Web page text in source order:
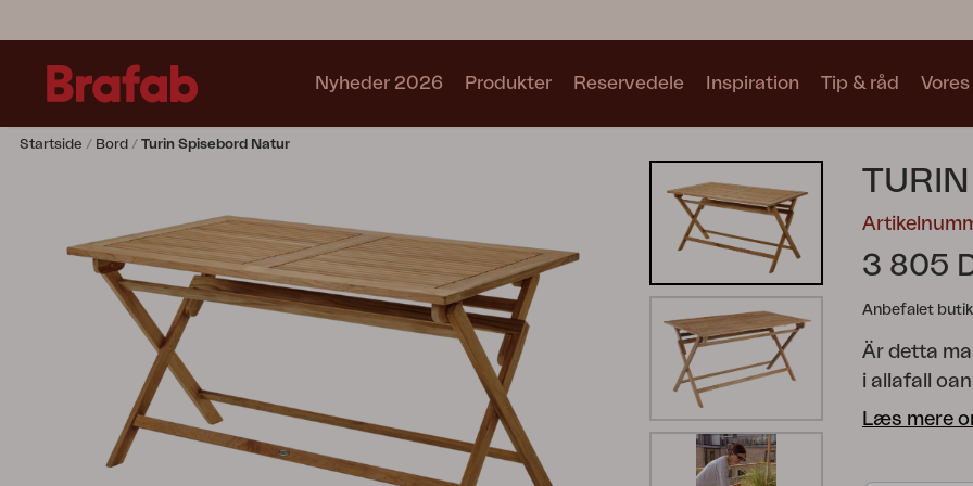
Nyheder 2026 Produkter
Lænestol
Udekøkken
Hængesofa
Parasol
Samlinger
Se alle samlinger
Trolly
Reservedele Inspiration Tip & råd
Startside Bord Turin Spisebord Natur
3 805
Anbefalet
Är detta
i allafall
som
Læs mere